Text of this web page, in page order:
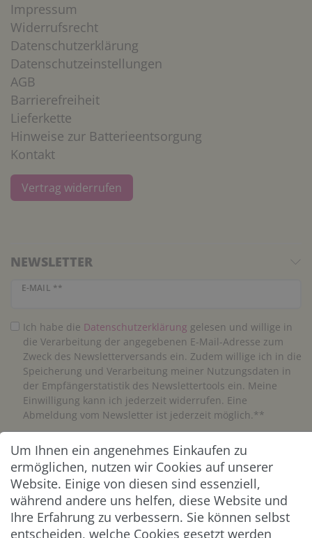
Impressum
Widerrufsrecht
Datenschutzerklärung
Datenschutzeinstellungen
AGB
Barrierefreiheit
Lieferkette
Hinweise zur Batterieentsorgung
Kontakt
Vertrag widerrufen
NEWSLETTER
E-MAIL **
Newsletter Honig
Ich habe die Daten­schutz­erklärung gelesen und willige in
die Verarbeitung der angegebenen E-Mail-Adresse zum
Zweck des Newsletterversands ein. Zudem willige ich in die
Speicherung und Verarbeitung meiner Nutzungsdaten in
der Empfängerstatistik des Newslettertools ein. Meine
Einwilligung kann ich jederzeit widerrufen. Eine
Abmeldung vom Newsletter ist jederzeit möglich.**
Abonnieren
** Hierbei handelt es sich um ein Pflichtfeld.
ZAHLUNG & VERSAND
Um Ihnen ein angenehmes Einkaufen zu
ermöglichen, nutzen wir Cookies auf unserer
Website. Einige von diesen sind essenziell,
während andere uns helfen, diese Website und
Ihre Erfahrung zu verbessern. Sie können selbst
entscheiden, welche Cookies gesetzt werden